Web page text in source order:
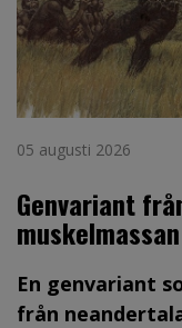
05 augusti 2026
Genvariant
En genvariant
från